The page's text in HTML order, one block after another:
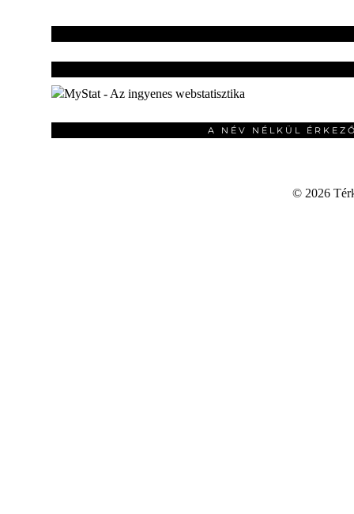
A NÉV NÉLKÜL
© 2026